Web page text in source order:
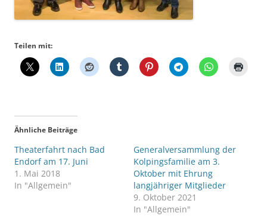
Teilen mit:
Ähnliche Beiträge
Theaterfahrt nach Bad
Endorf am 17. Juni
1. Mai 2018
In "Allgemein"
Generalversammlung der
Kolpingsfamilie am 3.
Oktober mit Ehrung
langjähriger Mitglieder
9. Oktober 2021
In "Allgemein"